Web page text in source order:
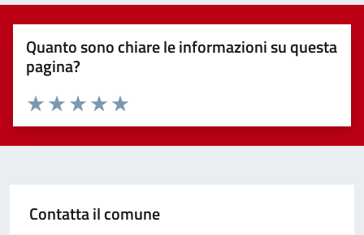
Quanto sono chiare le informazioni su questa
pagina?
Valuta 5 stelle su 5
Valuta 4 stelle su 5
Valuta 3 stelle su 5
Valuta 2 stelle su 5
Valuta 1 stelle su 5
Contatta il comune